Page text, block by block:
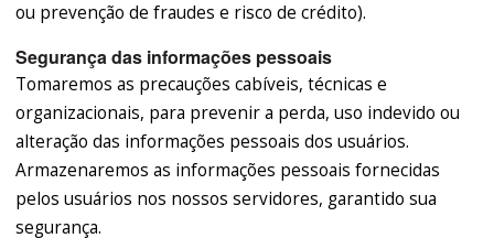
ou prevenção de fraudes e risco de crédito).
Segurança das informações pessoais
Tomaremos as precauções cabíveis, técnicas e
organizacionais, para prevenir a perda, uso indevido ou
alteração das informações pessoais dos usuários.
Armazenaremos as informações pessoais fornecidas
pelos usuários nos nossos servidores, garantido sua
segurança.